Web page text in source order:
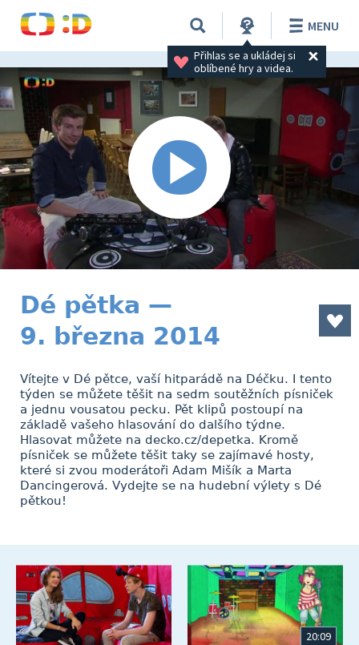
Přihlas se a ukládej si
oblíbené hry a videa.
MENU
Dé pětka —
9. března 2014
Vítejte v Dé pětce, vaší hitparádě na Déčku. I tento
týden se můžete těšit na sedm soutěžních písniček
a jednu vousatou pecku. Pět klipů postoupí na
základě vašeho hlasování do dalšího týdne.
Hlasovat můžete na decko.cz/depetka. Kromě
písniček se můžete těšit taky se zajímavé hosty,
které si zvou moderátoři Adam Mišík a Marta
Dancingerová. Vydejte se na hudební výlety s Dé
pětkou!
20:09